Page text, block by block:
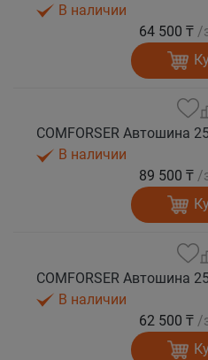
В наличии
64 500 ₸ /
В наличии
89 500 ₸ /
В наличии
62 500 ₸ /